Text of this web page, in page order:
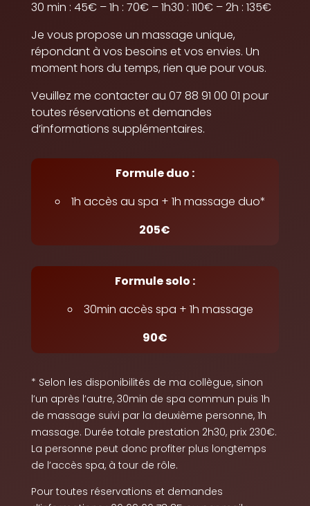
30 min : 45€ – 1h : 70€ – 1h30 : 110€ – 2h : 135€
Je vous propose un massage unique,
répondant à vos besoins et vos envies. Un
moment hors du temps, rien que pour vous.
Veuillez me contacter au 07 88 91 00 01 pour
toutes réservations et demandes
d’informations supplémentaires.
Formule duo :
1h accès au spa + 1h massage duo*
205€
Formule solo :
30min accès spa + 1h massage
90€
* Selon les disponibilités de ma collègue, sinon
l’un après l’autre, 30min de spa commun puis 1h
de massage suivi par la deuxième personne, 1h
massage. Durée totale prestation 2h30, prix 230€.
La personne peut donc profiter plus longtemps
de l’accès spa, à tour de rôle.
Pour toutes réservations et demandes